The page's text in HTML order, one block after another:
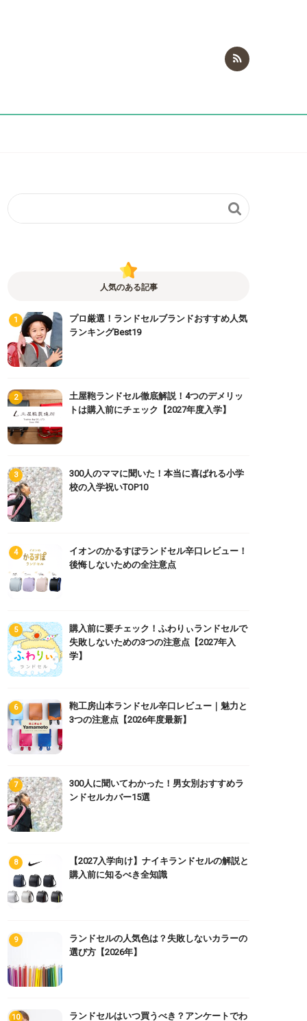

人気のある記事
プロ厳選！ランドセルブランドおすすめ人気
ランキングBest19
土屋鞄ランドセル徹底解説！4つのデメリッ
トは購入前にチェック【2027年度入学】
300人のママに聞いた！本当に喜ばれる小学
校の入学祝いTOP10
イオンのかるすぽランドセル辛口レビュー！
後悔しないための全注意点
購入前に要チェック！ふわりぃランドセルで
失敗しないための3つの注意点【2027年入
学】
鞄工房山本ランドセル辛口レビュー｜魅力と
3つの注意点【2026年度最新】
300人に聞いてわかった！男女別おすすめラ
ンドセルカバー15選
【2027入学向け】ナイキランドセルの解説と
購入前に知るべき全知識
ランドセルの人気色は？失敗しないカラーの
選び方【2026年】
ランドセルはいつ買うべき？アンケートでわ